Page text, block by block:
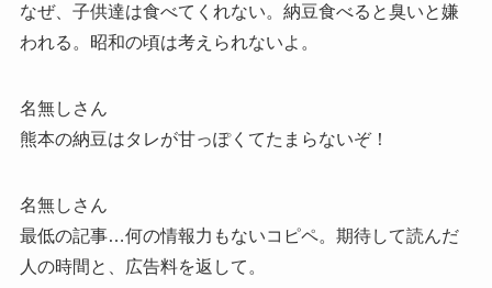
なぜ、子供達は食べてくれない。納豆食べると臭いと嫌
われる。昭和の頃は考えられないよ。
名無しさん
熊本の納豆はタレが甘っぽくてたまらないぞ！
名無しさん
最低の記事…何の情報力もないコピペ。期待して読んだ
人の時間と、広告料を返して。